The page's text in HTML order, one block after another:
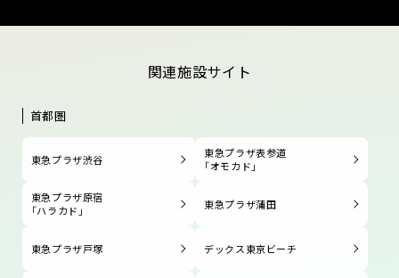
関連施設サイト
首都圏
東急プラザ渋谷
東急プラザ表参道
「オモカド」
東急プラザ原宿
「ハラカド」
東急プラザ蒲田
東急プラザ戸塚 デックス東京ビーチ